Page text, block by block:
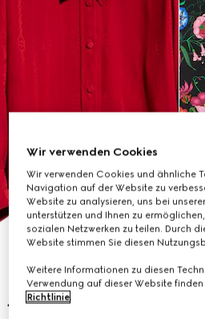
Wir verwenden Cookies
Wir verwenden Cookies und ähnliche
Navigation auf der Website zu
Website zu analysieren, uns bei
unterstützen und Ihnen zu
sozialen Netzwerken zu teilen. Durch
Website stimmen Sie diesen
Weitere Informationen zu diesen
Verwendung auf dieser Website finden
Richtlinie.